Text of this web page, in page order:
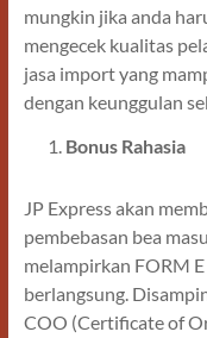
mungkin jika anda
mengecek kualitas
jasa import yang
dengan keunggulan
Bonus Rahasia
JP Express akan
pembebasan bea
melampirkan FORM
berlangsung.
COO (Certificate of